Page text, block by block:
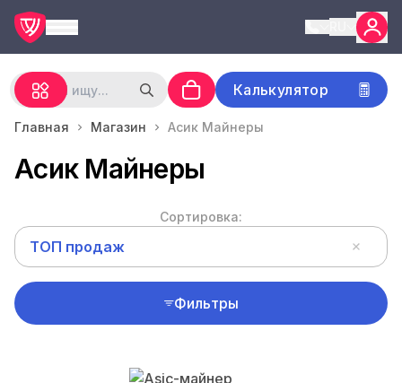
Калькулятор
Главная Магазин Асик Майнеры
Асик Майнеры
Сортировка:
ТОП продаж
Фильтры